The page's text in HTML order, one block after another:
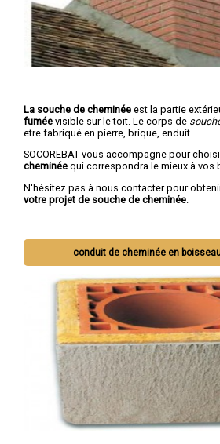
La souche de cheminée est la partie
fumée visible sur le toit. Le corps de
etre fabriqué en pierre, brique, enduit.
SOCOREBAT vous accompagne pour
cheminée qui correspondra le mieux à vos
N'hésitez pas à nous contacter pour
votre projet de souche de cheminée.
conduit de cheminée en